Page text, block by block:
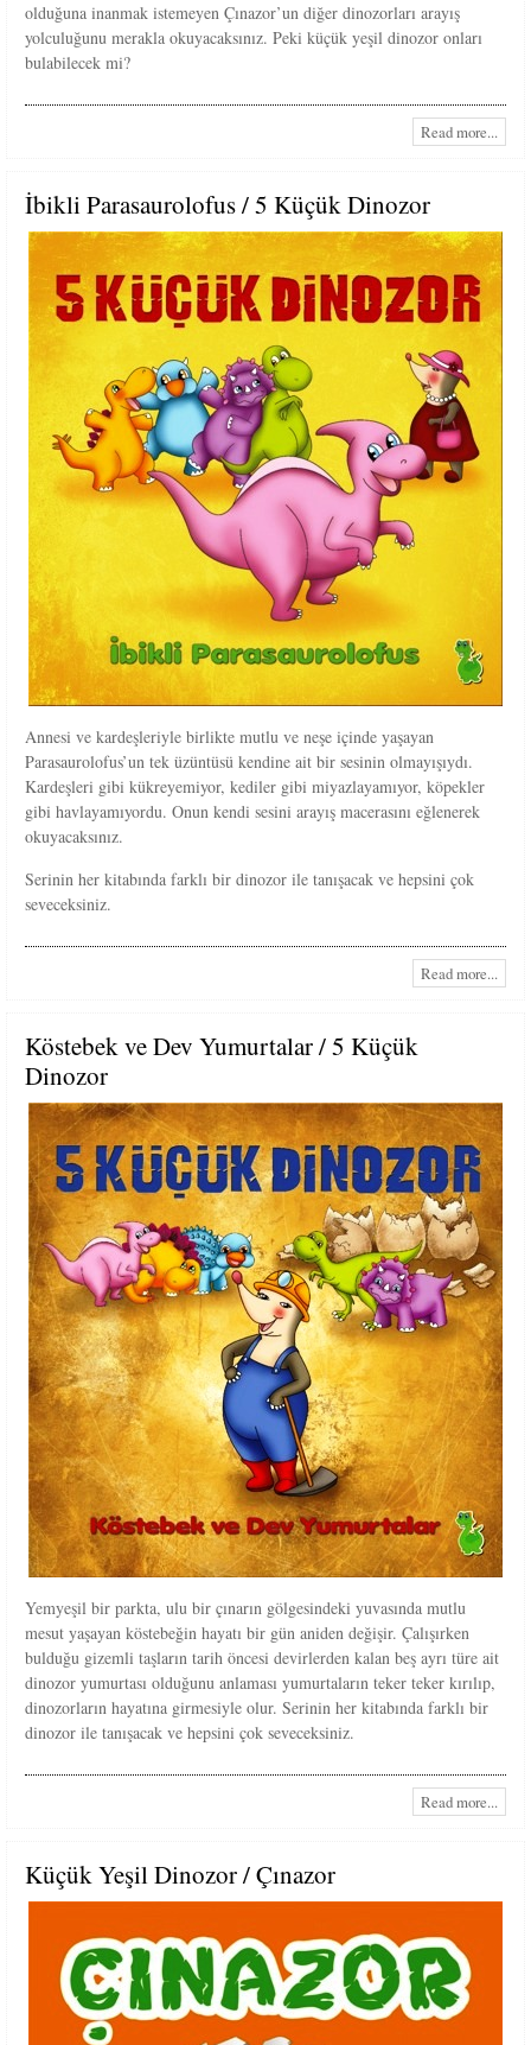
olduğuna inanmak istemeyen Çınazor’un diğer dinozorları arayış
yolculuğunu merakla okuyacaksınız. Peki küçük yeşil dinozor onları
bulabilecek mi?
Read more...
İbikli Parasaurolofus / 5 Küçük Dinozor
Annesi ve kardeşleriyle birlikte mutlu ve neşe içinde yaşayan
Parasaurolofus’un tek üzüntüsü kendine ait bir sesinin olmayışıydı.
Kardeşleri gibi kükreyemiyor, kediler gibi miyazlayamıyor, köpekler
gibi havlayamıyordu. Onun kendi sesini arayış macerasını eğlenerek
okuyacaksınız.
Serinin her kitabında farklı bir dinozor ile tanışacak ve hepsini çok
seveceksiniz.
Read more...
Köstebek ve Dev Yumurtalar / 5 Küçük
Dinozor
Yemyeşil bir parkta, ulu bir çınarın gölgesindeki yuvasında mutlu
mesut yaşayan köstebeğin hayatı bir gün aniden değişir. Çalışırken
bulduğu gizemli taşların tarih öncesi devirlerden kalan beş ayrı türe ait
dinozor yumurtası olduğunu anlaması yumurtaların teker teker kırılıp,
dinozorların hayatına girmesiyle olur. Serinin her kitabında farklı bir
dinozor ile tanışacak ve hepsini çok seveceksiniz.
Read more...
Küçük Yeşil Dinozor / Çınazor